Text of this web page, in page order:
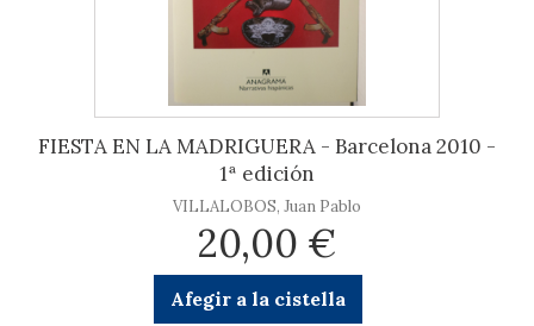
FIESTA EN LA MADRIGUERA - Barcelona 2010 -
1ª edición
VILLALOBOS, Juan Pablo
20,00 €
Afegir a la cistella